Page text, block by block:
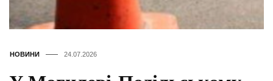
НОВИНИ 24.07.2026